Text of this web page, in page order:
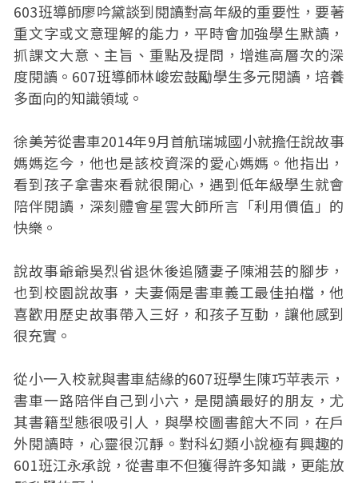
603班導師廖吟黛談到閱讀對高年級的重要性，要著
重文字或文意理解的能力，平時會加強學生默讀，
抓課文大意、主旨、重點及提問，增進高層次的深
度閱讀。607班導師林峻宏鼓勵學生多元閱讀，培養
多面向的知識領域。
徐美芳從書車2014年9月首航瑞城國小就擔任說故事
媽媽迄今，他也是該校資深的愛心媽媽。他指出，
看到孩子拿書來看就很開心，遇到低年級學生就會
陪伴閱讀，深刻體會星雲大師所言「利用價值」的
快樂。
說故事爺爺吳烈省退休後追隨妻子陳湘芸的腳步，
也到校園說故事，夫妻倆是書車義工最佳拍檔，他
喜歡用歷史故事帶入三好，和孩子互動，讓他感到
很充實。
從小一入校就與書車結緣的607班學生陳巧苹表示，
書車一路陪伴自己到小六，是閱讀最好的朋友，尤
其書籍型態很吸引人，與學校圖書館大不同，在戶
外閱讀時，心靈很沉靜。對科幻類小說極有興趣的
601班江永承說，從書車不但獲得許多知識，更能放